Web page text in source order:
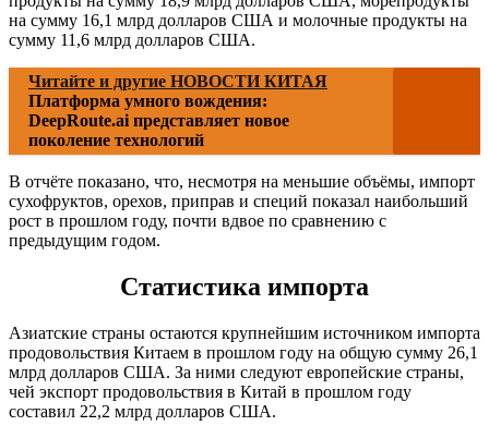
на сумму 16,1 млрд долларов США и молочные продукты на
сумму 11,6 млрд долларов США.
Читайте и другие НОВОСТИ КИТАЯ
Платформа умного вождения:
DeepRoute.ai представляет новое
поколение технологий
В отчёте показано, что, несмотря на меньшие объёмы, импорт
сухофруктов, орехов, приправ и специй показал наибольший
рост в прошлом году, почти вдвое по сравнению с
предыдущим годом.
Статистика импорта
Азиатские страны остаются крупнейшим источником импорта
продовольствия Китаем в прошлом году на общую сумму 26,1
млрд долларов США. За ними следуют европейские страны,
чей экспорт продовольствия в Китай в прошлом году
составил 22,2 млрд долларов США.